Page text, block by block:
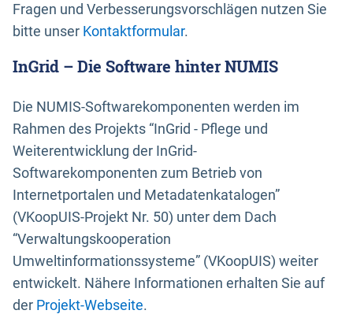
Fragen und Verbesserungsvorschlägen nutzen Sie
bitte unser Kontaktformular.
InGrid – Die Software hinter NUMIS
Die NUMIS-Softwarekomponenten werden im
Rahmen des Projekts “InGrid - Pflege und
Weiterentwicklung der InGrid-
Softwarekomponenten zum Betrieb von
Internetportalen und Metadatenkatalogen”
(VKoopUIS-Projekt Nr. 50) unter dem Dach
“Verwaltungskooperation
Umweltinformationssysteme” (VKoopUIS) weiter
entwickelt. Nähere Informationen erhalten Sie auf
der Projekt-Webseite.